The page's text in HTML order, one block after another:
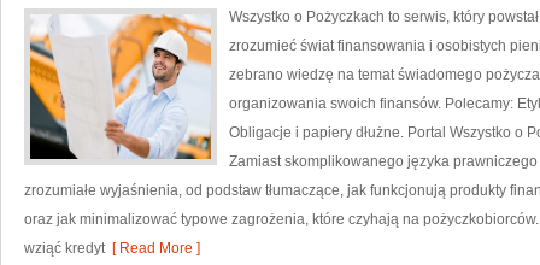
Wszystko o Pożyczkach to serwis, który
zrozumieć świat finansowania i osobistych
zebrano wiedzę na temat świadomego
organizowania swoich finansów. Polecamy:
Obligacje i papiery dłużne. Portal Wszystko o
Zamiast skomplikowanego języka
zrozumiałe wyjaśnienia, od podstaw tłumaczące, jak funkcjonują produkty
oraz jak minimalizować typowe zagrożenia, które czyhają na
wziąć kredyt[ Read More ]